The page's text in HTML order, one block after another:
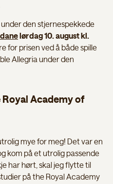
den stjernespekkede
lørdag 10. august kl.
for prisen ved å både spille
Allegria under den
Academy of
mye for meg! Det var en
kom på et utrolig passende
har hørt, skal jeg flytte til
på the Royal Academy